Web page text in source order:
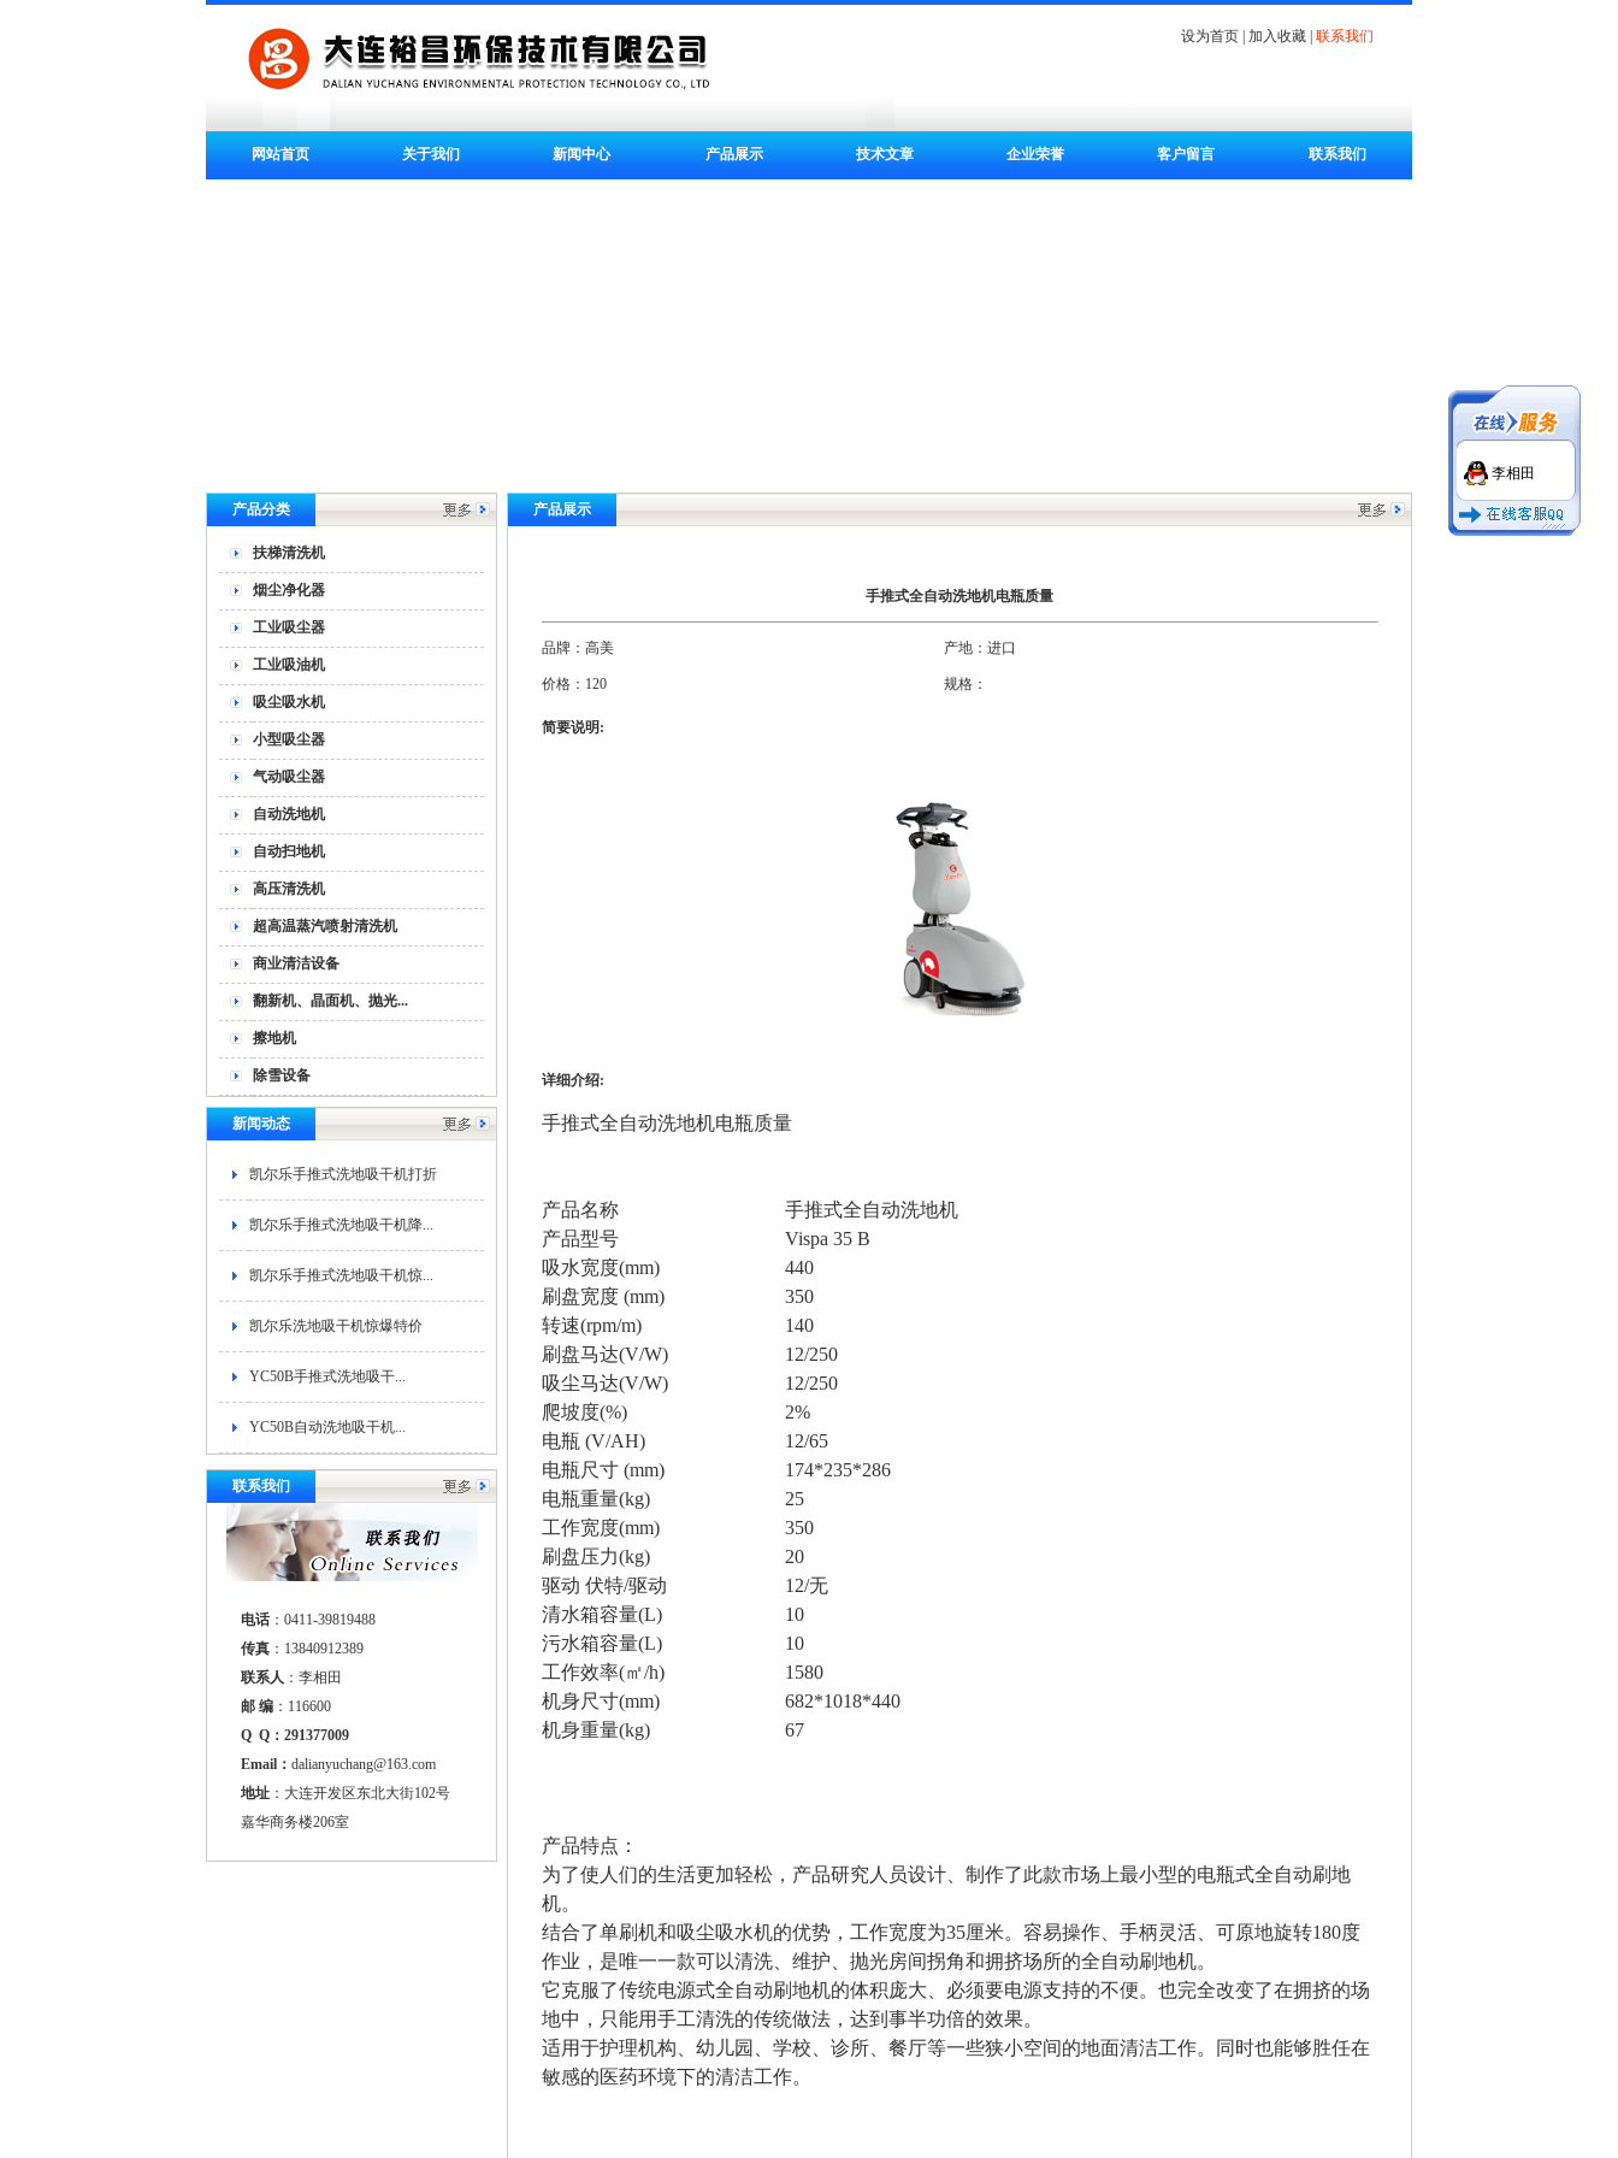
设为首页 加入收藏 联系我们
网站首页 关于我们 新闻中心 产品展示 技术文章 企业荣誉 客户留言 联系我们
产品分类
扶梯清洗机
烟尘净化器
工业吸尘器
工业吸油机
吸尘吸水机
小型吸尘器
气动吸尘器
自动洗地机
自动扫地机
高压清洗机
超高温蒸汽喷射清洗机
商业清洁设备
翻新机、晶面机、抛光...
擦地机
除雪设备
新闻动态
凯尔乐手推式洗地吸干机打折
凯尔乐手推式洗地吸干机降...
凯尔乐手推式洗地吸干机惊...
凯尔乐洗地吸干机惊爆特价
YC50B手推式洗地吸干...
YC50B自动洗地吸干机...
联系我们
电话 ： 0411-39819488
传真 ： 13840912389
联系人 ： 李相田
邮 编 ： 116600
Q Q： 291377009
Email： dalianyuchang@163.com
地址 ： 大连开发区东北大街102号
嘉华商务楼206室
产品展示
手推式全自动洗地机电瓶质量
品牌： 高美 产地： 进口
价格： 120 规格：
简要说明:
详细介绍:
手推式全自动洗地机电瓶质量
产品名称
手推式全自动洗地机
产品型号
Vispa 35 B
吸水宽度(mm)
440
刷盘宽度 (mm)
350
转速(rpm/m)
140
刷盘马达(V/W)
12/250
吸尘马达(V/W)
12/250
爬坡度(%)
2%
电瓶 (V/AH)
12/65
电瓶尺寸 (mm)
174*235*286
电瓶重量(kg)
25
工作宽度(mm)
350
刷盘压力(kg)
20
驱动 伏特/驱动
12/无
清水箱容量(L)
10
污水箱容量(L)
10
工作效率(㎡/h)
1580
机身尺寸(mm)
682*1018*440
机身重量(kg) 67
产品特点：
为了使人们的生活更加轻松，产品研究人员设计、制作了此款市场上最小型的电瓶式全自动刷地
机。
结合了单刷机和吸尘吸水机的优势，工作宽度为35厘米。容易操作、手柄灵活、可原地旋转180度
作业，是唯一一款可以清洗、维护、抛光房间拐角和拥挤场所的全自动刷地机。
它克服了传统电源式全自动刷地机的体积庞大、必须要电源支持的不便。也完全改变了在拥挤的场
地中，只能用手工清洗的传统做法，达到事半功倍的效果。
适用于护理机构、幼儿园、学校、诊所、餐厅等一些狭小空间的地面清洁工作。同时也能够胜任在
敏感的医药环境下的清洁工作。
李相田